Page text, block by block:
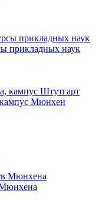
прикладных наук
Мюнхен
Мюнхена